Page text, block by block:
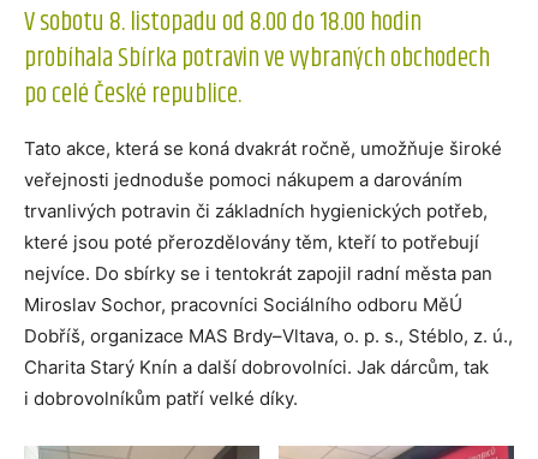
V sobotu 8. listopadu od 8.00 do 18.00 hodin
probíhala Sbírka potravin ve vybraných obchodech
po celé České republice.
Tato akce, která se koná dvakrát ročně, umožňuje široké
veřejnosti jednoduše pomoci nákupem a darováním
trvanlivých potravin či základních hygienických potřeb,
které jsou poté přerozdělovány těm, kteří to potřebují
nejvíce. Do sbírky se i tentokrát zapojil radní města pan
Miroslav Sochor, pracovníci Sociálního odboru MěÚ
Dobříš, organizace MAS Brdy–Vltava, o. p. s., Stéblo, z. ú.,
Charita Starý Knín a další dobrovolníci. Jak dárcům, tak
i dobrovolníkům patří velké díky.